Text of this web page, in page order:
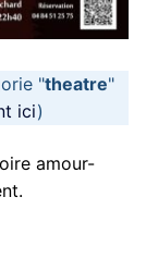
"theatre"
ici)
amour-